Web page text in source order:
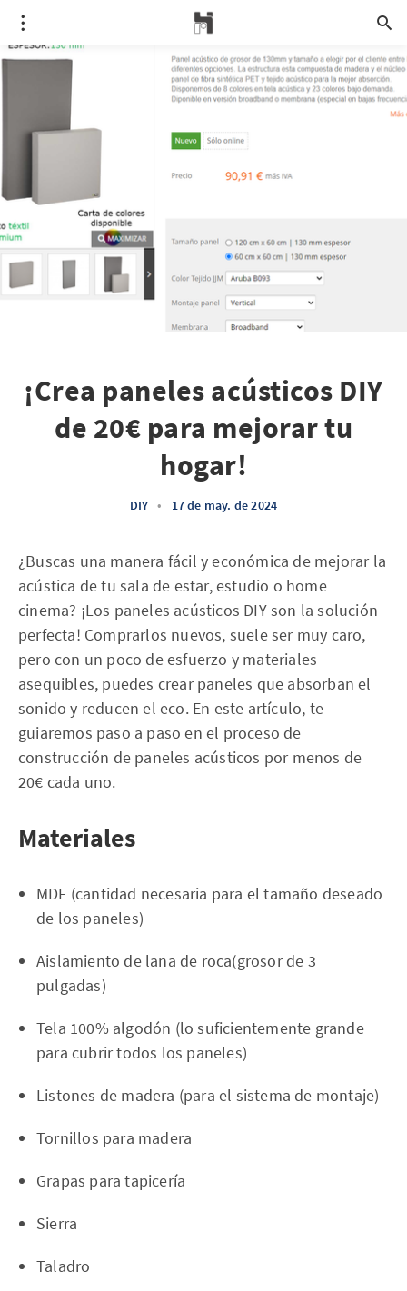
¡Crea paneles acústicos DIY
de 20€ para mejorar tu
hogar!
DIY • 17 de may. de 2024
¿Buscas una manera fácil y económica de mejorar la
acústica de tu sala de estar, estudio o home
cinema? ¡Los paneles acústicos DIY son la solución
perfecta! Comprarlos nuevos, suele ser muy caro,
pero con un poco de esfuerzo y materiales
asequibles, puedes crear paneles que absorban el
sonido y reducen el eco. En este artículo, te
guiaremos paso a paso en el proceso de
construcción de paneles acústicos por menos de
20€ cada uno.
Materiales
MDF (cantidad necesaria para el tamaño deseado
de los paneles)
Aislamiento de lana de roca(grosor de 3
pulgadas)
Tela 100% algodón (lo suficientemente grande
para cubrir todos los paneles)
Listones de madera (para el sistema de montaje)
Tornillos para madera
Grapas para tapicería
Sierra
Taladro